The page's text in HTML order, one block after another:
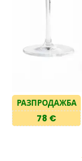
РАЗПРОДАЖБА
78 €